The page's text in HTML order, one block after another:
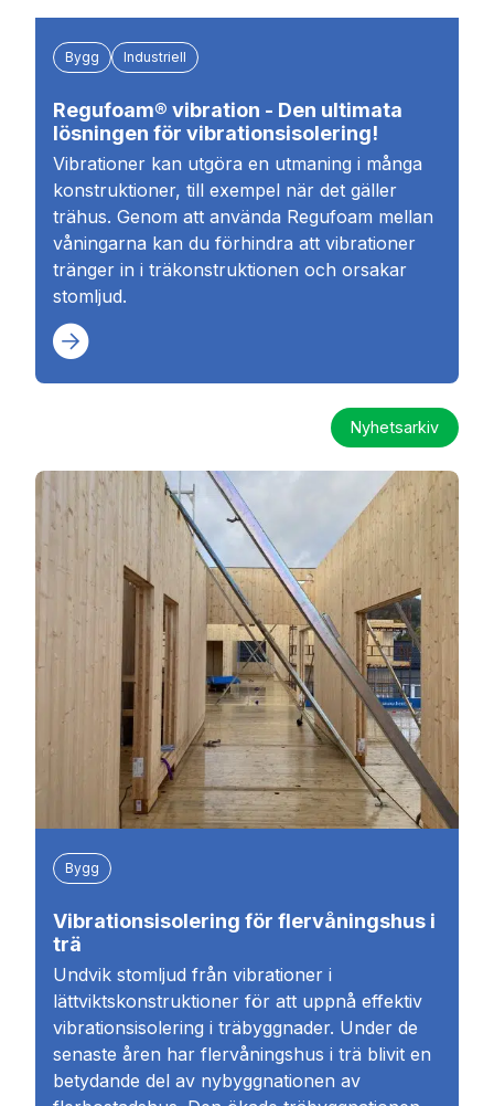
Bygg Industriell
Regufoam® vibration - Den ultimata
lösningen för vibrationsisolering!
Vibrationer kan utgöra en utmaning i många
konstruktioner, till exempel när det gäller
trähus. Genom att använda Regufoam mellan
våningarna kan du förhindra att vibrationer
tränger in i träkonstruktionen och orsakar
stomljud.
Nyhetsarkiv
Bygg
Vibrationsisolering för flervåningshus i
trä
Undvik stomljud från vibrationer i
lättviktskonstruktioner för att uppnå effektiv
vibrationsisolering i träbyggnader. Under de
senaste åren har flervåningshus i trä blivit en
betydande del av nybyggnationen av